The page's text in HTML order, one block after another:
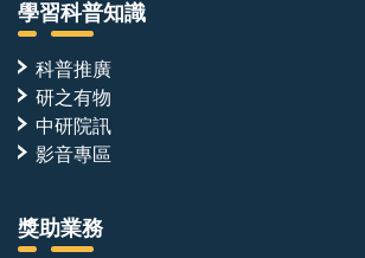
學習科普知識
科普推廣
研之有物
中研院訊
影音專區
獎助業務